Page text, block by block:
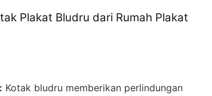
Plakat Bludru dari Rumah Plakat
Kotak bludru memberikan perlindungan